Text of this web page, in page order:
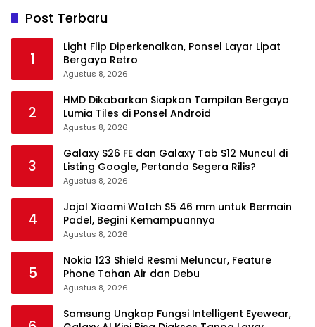
Post Terbaru
1
Light Flip Diperkenalkan, Ponsel Layar Lipat
Bergaya Retro
Agustus 8, 2026
2
HMD Dikabarkan Siapkan Tampilan Bergaya
Lumia Tiles di Ponsel Android
Agustus 8, 2026
3
Galaxy S26 FE dan Galaxy Tab S12 Muncul di
Listing Google, Pertanda Segera Rilis?
Agustus 8, 2026
4
Jajal Xiaomi Watch S5 46 mm untuk Bermain
Padel, Begini Kemampuannya
Agustus 8, 2026
5
Nokia 123 Shield Resmi Meluncur, Feature
Phone Tahan Air dan Debu
Agustus 8, 2026
Samsung Ungkap Fungsi Intelligent Eyewear,